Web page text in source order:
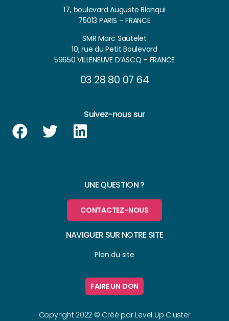
17, boulevard Auguste Blanqui
75013 PARIS – FRANCE
SMR Marc Sautelet
10, rue du Petit Boulevard
59650 VILLENEUVE D’ASCQ – FRANCE
03 28 80 07 64
Suivez-nous sur
UNE QUESTION ?
CONTACTEZ-NOUS
NAVIGUER SUR NOTRE SITE
Plan du site
FAIRE UN DON
Copyright 2022 © Créé par Level Up Cluster